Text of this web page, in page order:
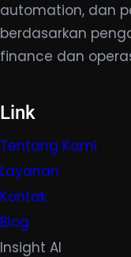
automation, dan
berdasarkan
finance dan
Link
Tentang Kami
Layanan
Kontak
Blog
Insight AI